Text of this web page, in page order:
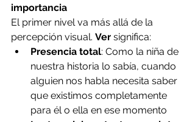
importancia
El primer nivel va más allá de la
percepción visual. Ver significa:
Presencia total: Como la niña de
nuestra historia lo sabía, cuando
alguien nos habla necesita saber
que existimos completamente
para él o ella en ese momento